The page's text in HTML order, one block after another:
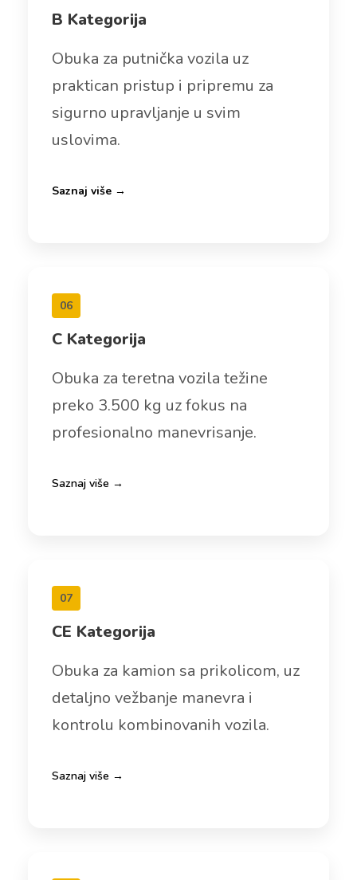
B Kategorija
Obuka za putnička vozila uz
praktican pristup i pripremu za
sigurno upravljanje u svim
uslovima.
Saznaj više →
06
C Kategorija
Obuka za teretna vozila težine
preko 3.500 kg uz fokus na
profesionalno manevrisanje.
Saznaj više →
07
CE Kategorija
Obuka za kamion sa prikolicom, uz
detaljno vežbanje manevra i
kontrolu kombinovanih vozila.
Saznaj više →